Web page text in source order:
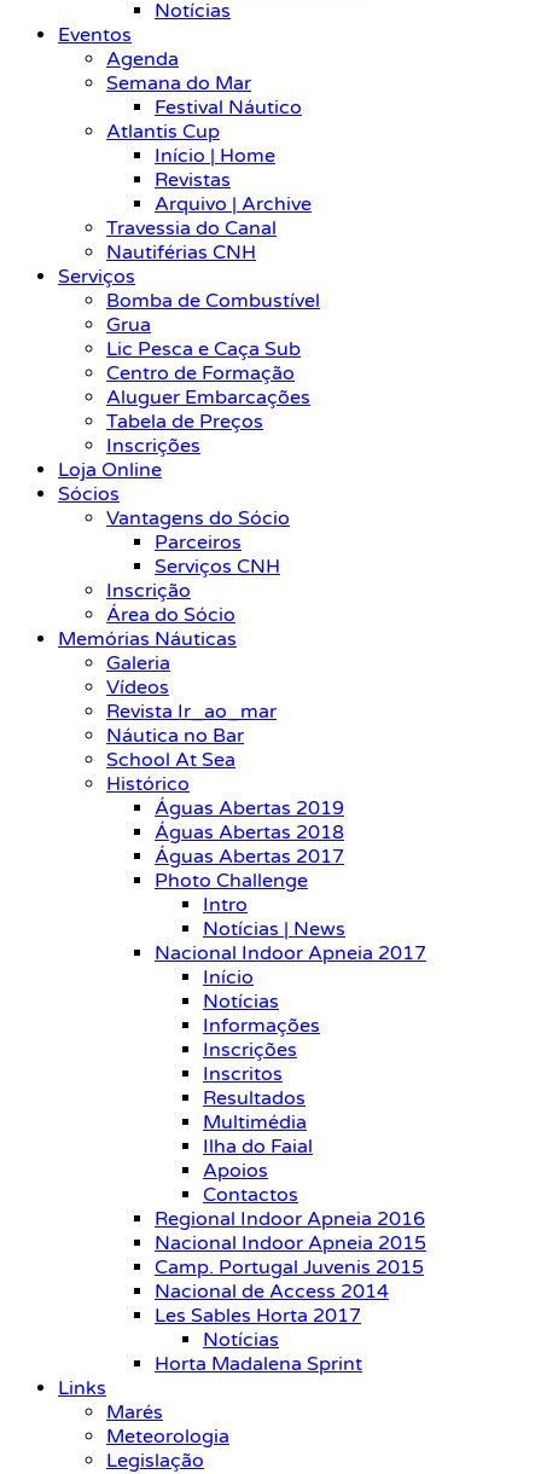
Notícias
Eventos
Agenda
Semana do Mar
Festival Náutico
Atlantis Cup
Início | Home
Revistas
Arquivo | Archive
Travessia do Canal
Nautiférias CNH
Serviços
Bomba de Combustível
Grua
Lic Pesca e Caça Sub
Centro de Formação
Aluguer Embarcações
Tabela de Preços
Inscrições
Loja Online
Sócios
Vantagens do Sócio
Parceiros
Serviços CNH
Inscrição
Área do Sócio
Memórias Náuticas
Galeria
Vídeos
Revista Ir_ao_mar
Náutica no Bar
School At Sea
Histórico
Águas Abertas 2019
Águas Abertas 2018
Águas Abertas 2017
Photo Challenge
Intro
Notícias | News
Nacional Indoor Apneia 2017
Início
Notícias
Informações
Inscrições
Inscritos
Resultados
Multimédia
Ilha do Faial
Apoios
Contactos
Regional Indoor Apneia 2016
Nacional Indoor Apneia 2015
Camp. Portugal Juvenis 2015
Nacional de Access 2014
Les Sables Horta 2017
Notícias
Horta Madalena Sprint
Links
Marés
Meteorologia
Legislação